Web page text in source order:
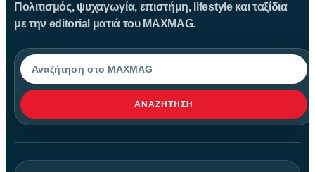
Πολιτισμός, ψυχαγωγία, επιστήμη, lifestyle και ταξίδια
με την editorial ματιά του MAXMAG.
Αναζήτηση
ΑΝΑΖΉΤΗΣΗ